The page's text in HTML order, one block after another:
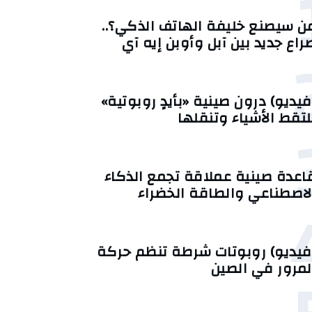
سيصنع خليفة الهاتف الذكي؟..
جديد بين آبل وأوبن إيه آي
درون صينية «بأيدٍ روبوتية»
الأشياء وتنقلها
صينية عملاقة تجمع الذكاء
والطاقة الخضراء
روبوتات شرطة تنظم حركة
في الصين